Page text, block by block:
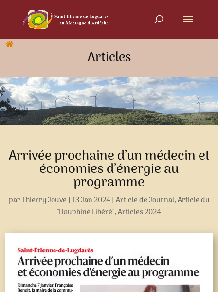
Articles
Arrivée prochaine d’un médecin et
économies d’énergie au
programme
parThierry Jouve | 13 Jan 2024| Article de Journal,Article du
"Dauphiné Libéré",Articles 2024